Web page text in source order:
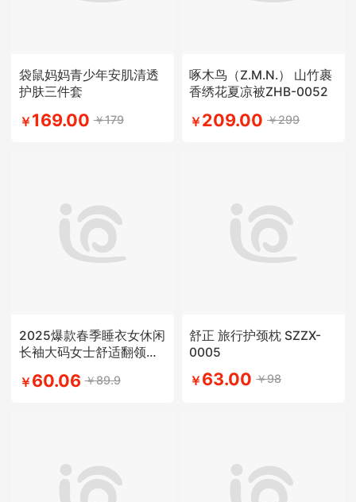
袋鼠妈妈青少年安肌清透
护肤三件套
￥169.00 ￥179
啄木鸟（Z.M.N.） 山竹裹
香绣花夏凉被ZHB-0052
￥209.00 ￥299
2025爆款春季睡衣女休闲
长袖大码女士舒适翻领学
￥60.06 ￥89.9
舒正 旅行护颈枕 SZZX-
0005
￥63.00 ￥98